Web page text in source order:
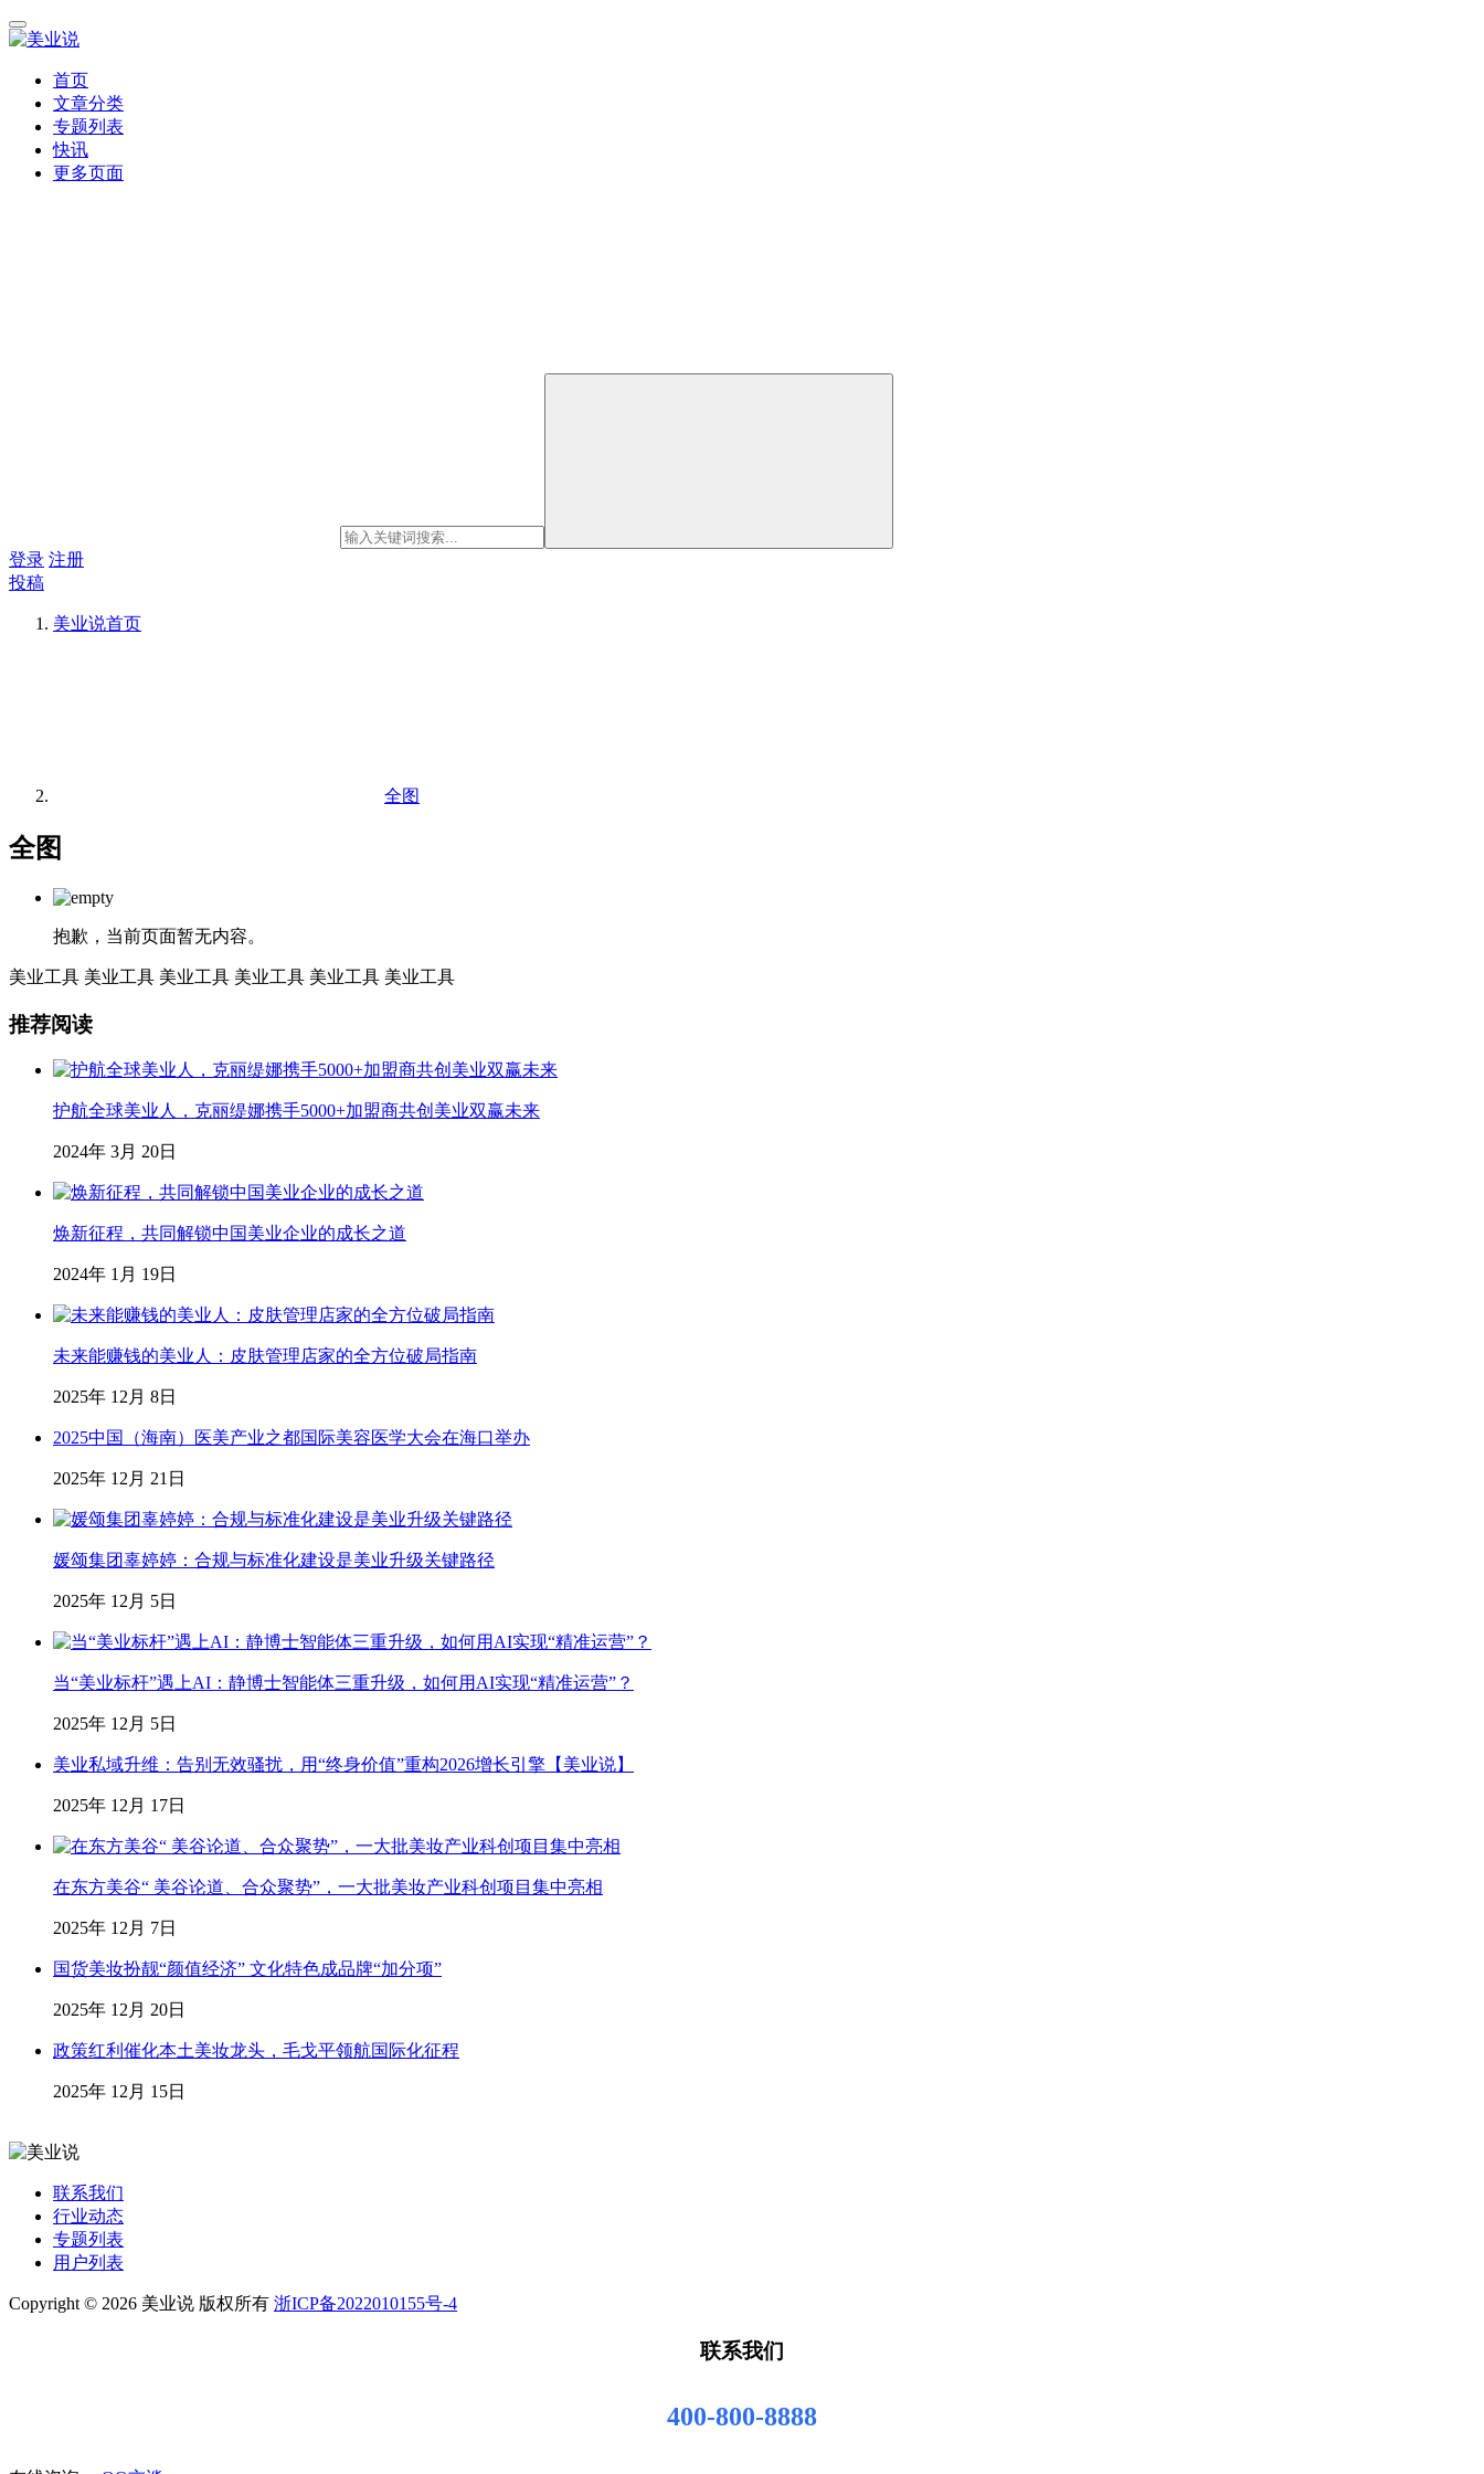
首页
文章分类
专题列表
快讯
更多页面
登录 注册
投稿
美业说首页
全图
全图
抱歉，当前页面暂无内容。
美业工具 美业工具 美业工具 美业工具 美业工具 美业工具
推荐阅读
护航全球美业人，克丽缇娜携手5000+加盟商共创美业双赢未来
2024年 3月 20日
焕新征程，共同解锁中国美业企业的成长之道
2024年 1月 19日
未来能赚钱的美业人：皮肤管理店家的全方位破局指南
2025年 12月 8日
2025中国（海南）医美产业之都国际美容医学大会在海口举办
2025年 12月 21日
媛颂集团辜婷婷：合规与标准化建设是美业升级关键路径
2025年 12月 5日
当“美业标杆”遇上AI：静博士智能体三重升级，如何用AI实现“精准运营”？
2025年 12月 5日
美业私域升维：告别无效骚扰，用“终身价值”重构2026增长引擎【美业说】
2025年 12月 17日
在东方美谷“ 美谷论道、合众聚势”，一大批美妆产业科创项目集中亮相
2025年 12月 7日
国货美妆扮靓“颜值经济” 文化特色成品牌“加分项”
2025年 12月 20日
政策红利催化本土美妆龙头，毛戈平领航国际化征程
2025年 12月 15日
联系我们
行业动态
专题列表
用户列表
Copyright © 2026 美业说 版权所有 浙ICP备2022010155号-4
联系我们
400-800-8888